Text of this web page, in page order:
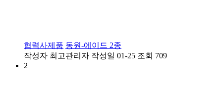
협력사제품 동원-에이드 2종
작성자 최고관리자 작성일 01-25 조회 709
2